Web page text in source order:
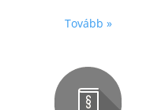
Tovább »